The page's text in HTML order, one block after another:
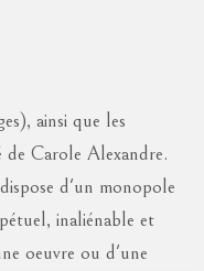
ainsi que les
de Carole Alexandre.
d'un monopole
inaliénable et
oeuvre ou d'une